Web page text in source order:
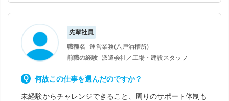
先輩社員
職種名
運営業務(八戸油槽所)
前職の経験 派遣会社／工場・建設スタッフ
何故この仕事を選んだのですか？
未経験からチャレンジできること、周りのサポート体制も